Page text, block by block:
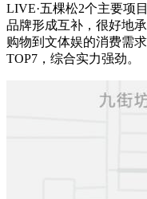
LIVE·五棵松2个主要项
品牌形成互补，很好地
购物到文体娱的消费需
TOP7，综合实力强劲。